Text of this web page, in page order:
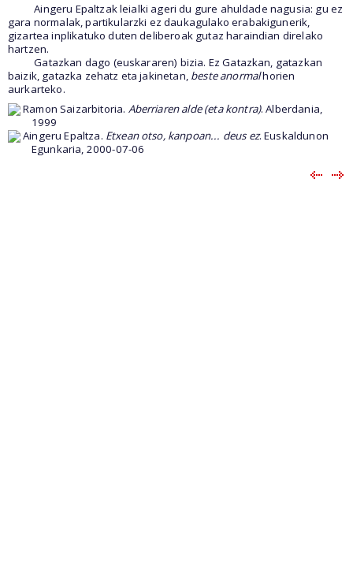
Aingeru Epaltzak leialki ageri du gure ahuldade nagusia: gu ez
gara normalak, partikularzki ez daukagulako erabakigunerik,
gizartea inplikatuko duten deliberoak gutaz haraindian direlako
hartzen.
Gatazkan dago (euskararen) bizia. Ez Gatazkan, gatazkan
baizik, gatazka zehatz eta jakinetan, beste anormalhorien
aurkarteko.
Ramon Saizarbitoria. Aberriaren alde (eta kontra). Alberdania,
1999
Aingeru Epaltza. Etxean otso, kanpoan... deus ez. Euskaldunon
Egunkaria, 2000-07-06